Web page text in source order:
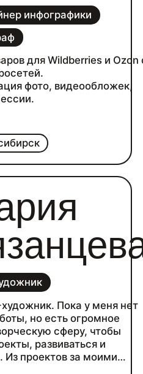
инфографики
для Wildberries и Ozon
фото, видеообложек,
Пока у меня нет
но есть огромное
сферу, чтобы
развиваться и
Из проектов за моими